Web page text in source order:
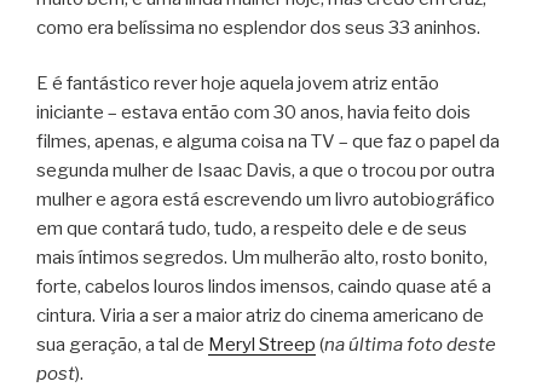
como era belíssima no esplendor dos seus 33 aninhos.
E é fantástico rever hoje aquela jovem atriz então
iniciante – estava então com 30 anos, havia feito dois
filmes, apenas, e alguma coisa na TV – que faz o papel da
segunda mulher de Isaac Davis, a que o trocou por outra
mulher e agora está escrevendo um livro autobiográfico
em que contará tudo, tudo, a respeito dele e de seus
mais íntimos segredos. Um mulherão alto, rosto bonito,
forte, cabelos louros lindos imensos, caindo quase até a
cintura. Viria a ser a maior atriz do cinema americano de
sua geração, a tal de Meryl Streep (na última foto deste
post).